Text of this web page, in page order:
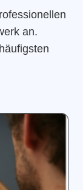
an.